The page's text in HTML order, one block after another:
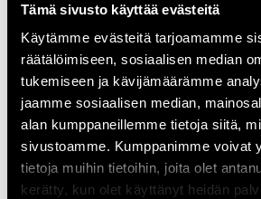
Tämä sivusto käyttää evästeitä
Käytämme evästeitä tarjoamamme
räätälöimiseen, sosiaalisen median
tukemiseen ja kävijämäärämme
jaamme sosiaalisen median,
alan kumppaneillemme tietoja siitä,
sivustoamme. Kumppanimme voivat
tietoja muihin tietoihin, joita olet
kerätty, kun olet käyttänyt heidän
Tekniset tiedot
Tuote:
Sikaflex 291i
Tilavuus: 300 ml
Tyyppi:Liima- ja tiivistemassa
Pohja:Polyuretaani
Käyttö:Veneet ja vaativat